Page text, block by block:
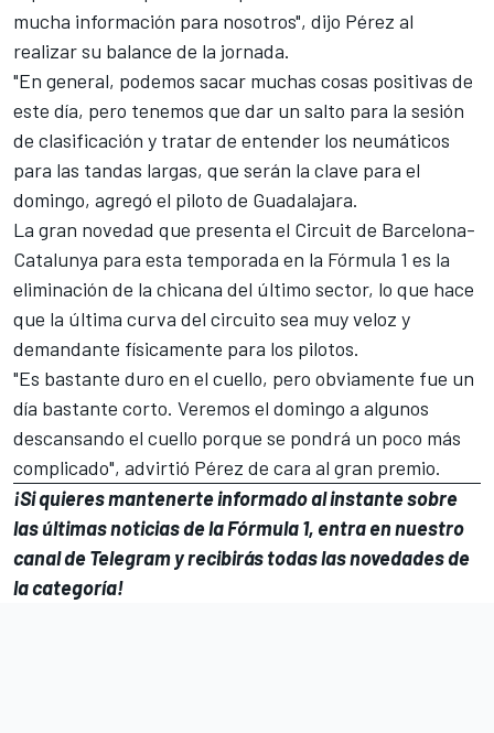
mucha información para nosotros", dijo Pérez al
realizar su balance de la jornada.
"En general, podemos sacar muchas cosas positivas de
este día, pero tenemos que dar un salto para la sesión
de clasificación y tratar de entender los neumáticos
para las tandas largas, que serán la clave para el
domingo, agregó el piloto de Guadalajara.
La gran novedad que presenta el Circuit de Barcelona-
Catalunya para esta temporada en la Fórmula 1 es la
eliminación de la chicana del último sector, lo que hace
que la última curva del circuito sea muy veloz y
demandante físicamente para los pilotos.
"Es bastante duro en el cuello, pero obviamente fue un
día bastante corto. Veremos el domingo a algunos
descansando el cuello porque se pondrá un poco más
complicado", advirtió Pérez de cara al gran premio.
¡Si quieres mantenerte informado al instante sobre
las últimas noticias de la Fórmula 1, entra ennuestro
canal de Telegramy recibirás todas las novedades de
la categoría!